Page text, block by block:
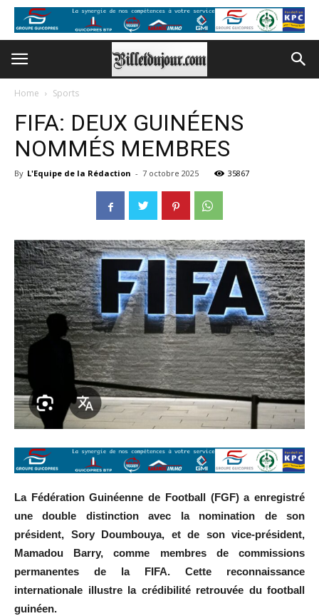
Home Sports
FIFA: DEUX GUINÉENS
NOMMÉS MEMBRES
By L'Equipe de la Rédaction - 7 octobre 2025 35867
La Fédération Guinéenne de Football (FGF) a enregistré
une double distinction avec la nomination de son
président, Sory Doumbouya, et de son vice-président,
Mamadou Barry, comme membres de commissions
permanentes de la FIFA. Cette reconnaissance
internationale illustre la crédibilité retrouvée du football
guinéen.